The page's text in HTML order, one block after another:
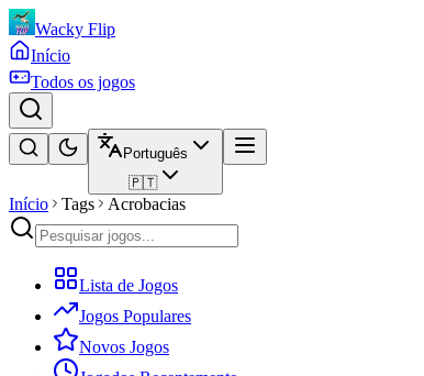
Wacky Flip
Início
Todos os jogos
Português
🇵🇹
Início Tags Acrobacias
Lista de Jogos
Jogos Populares
Novos Jogos